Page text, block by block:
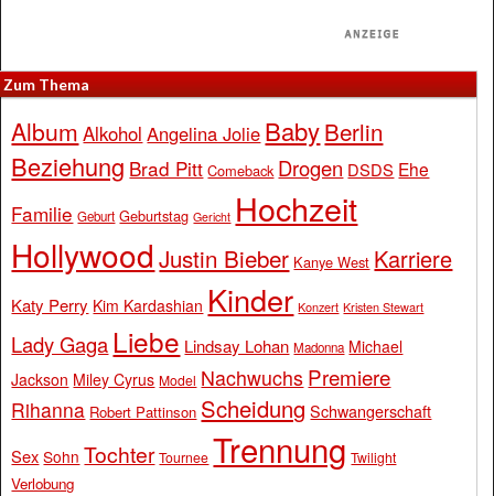
Zum Thema
Album Alkohol Angelina Jolie BabyBerlin
Beziehung Brad Pitt Comeback Drogen DSDS Ehe
Familie Geburt Geburtstag Gericht Hochzeit
Hollywood Justin Bieber Kanye West Karriere
Katy Perry Kim Kardashian Kinder Konzert Kristen Stewart
Lady Gaga Liebe Lindsay Lohan Madonna Michael
Jackson Miley Cyrus Model Nachwuchs Premiere
Rihanna Robert Pattinson Scheidung Schwangerschaft
Sex Sohn Tochter Tournee Trennung Twilight
Verlobung